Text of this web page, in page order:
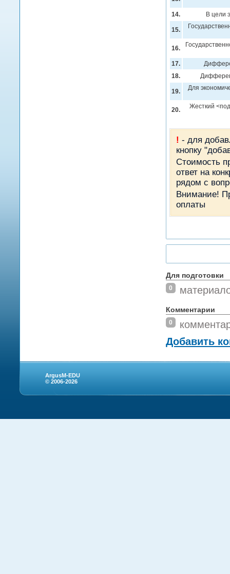
14. В цели
15.
16.
17.
18.
19. Для
20. Жесткий
! - для
кнопку
Стоимость
ответ на
рядом с
Внимание!
оплаты
Для подготовки
0
Комментарии
0
Добавить
ArgusM-EDU
© 2006-2026